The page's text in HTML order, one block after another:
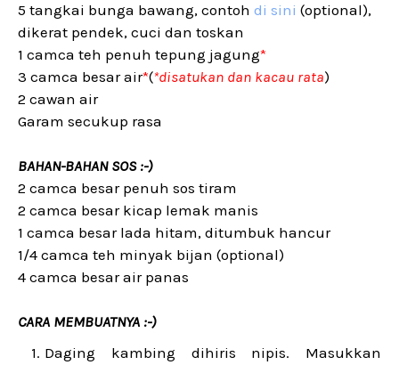
5 tangkai bunga bawang, contoh di sini (optional),
dikerat pendek, cuci dan toskan
1 camca teh penuh tepung jagung*
3 camca besar air*(*disatukan dan kacau rata)
2 cawan air
Garam secukup rasa
BAHAN-BAHAN SOS :-)
2 camca besar penuh sos tiram
2 camca besar kicap lemak manis
1 camca besar lada hitam, ditumbuk hancur
1/4 camca teh minyak bijan (optional)
4 camca besar air panas
CARA MEMBUATNYA :-)
Daging kambing dihiris nipis. Masukkan